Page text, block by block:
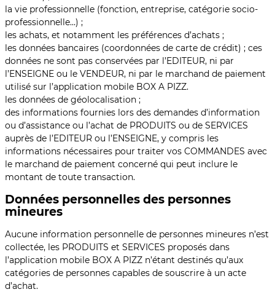
la vie professionnelle (fonction, entreprise, catégorie socio-
professionnelle…) ;
les achats, et notamment les préférences d’achats ;
les données bancaires (coordonnées de carte de crédit) ; ces
données ne sont pas conservées par l’EDITEUR, ni par
l’ENSEIGNE ou le VENDEUR, ni par le marchand de paiement
utilisé sur l’application mobile BOX A PIZZ.
les données de géolocalisation ;
des informations fournies lors des demandes d’information
ou d’assistance ou l’achat de PRODUITS ou de SERVICES
auprès de l’EDITEUR ou l’ENSEIGNE, y compris les
informations nécessaires pour traiter vos COMMANDES avec
le marchand de paiement concerné qui peut inclure le
montant de toute transaction.
Données personnelles des personnes
mineures
Aucune information personnelle de personnes mineures n’est
collectée, les PRODUITS et SERVICES proposés dans
l’application mobile BOX A PIZZ n’étant destinés qu’aux
catégories de personnes capables de souscrire à un acte
d’achat.